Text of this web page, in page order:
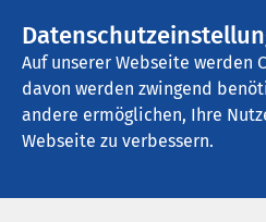
Auf unserer Webseite werden
davon werden zwingend
andere ermöglichen, Ihre
Webseite zu verbessern.
AMEOS Eingliederung